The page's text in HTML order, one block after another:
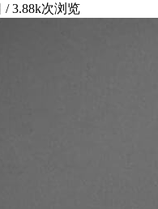
/3.88k次浏览